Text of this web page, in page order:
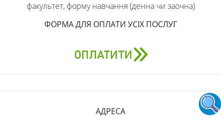
факультет, форму навчання (денна чи заочна)
ФОРМА ДЛЯ ОПЛАТИ УСІХ ПОСЛУГ
АДРЕСА